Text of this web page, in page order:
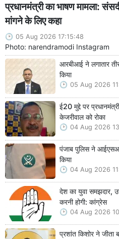
प्रधानमंत्री का भाषण मामला:
मांगने के लिए कहा
05 Aug 2026 17:15:48
Photo: narendramodi Instagram
आरबीआई ने लगातार
किया
05 Aug 2026
ई20 मुद्दे पर
केजरीवाल को रोका
04 Aug 2026
पंजाब पुलिस ने
किया
04 Aug 2026
देश का युवा समझदार,
करनी होगी: कांग्रेस
04 Aug 2026
प्रशांत किशोर ने जीता